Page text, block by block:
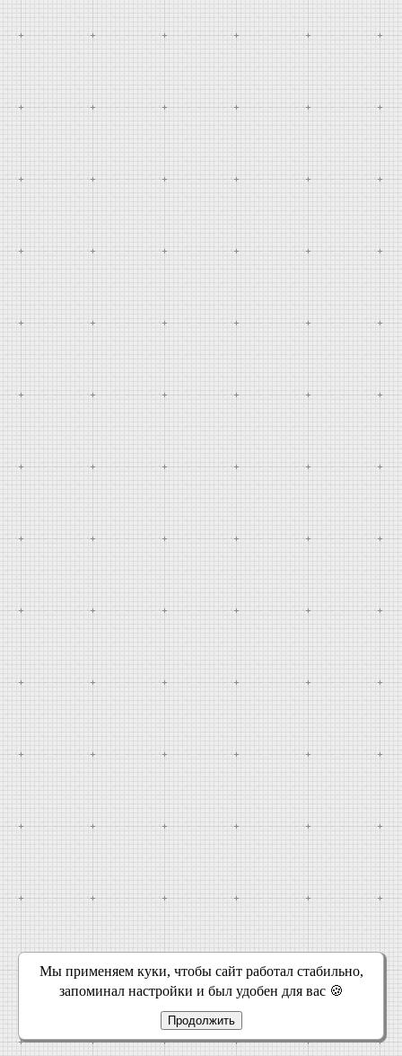
Мы применяем куки, чтобы сайт работал стабильно,
запоминал настройки и был удобен для вас 🍪
Продолжить